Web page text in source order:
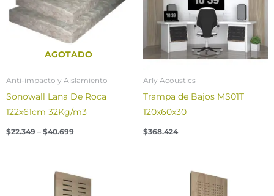
AGOTADO
Anti-impacto y Aislamiento
Sonowall Lana De Roca
122x61cm 32Kg/m3
$22.349 – $40.699
Arly Acoustics
Trampa de Bajos MS01T
120x60x30
$368.424